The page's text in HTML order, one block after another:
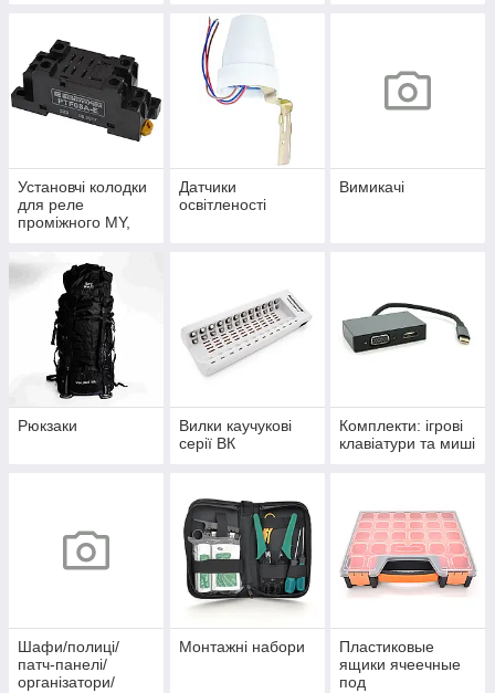
Установчі колодки
для реле
проміжного MY,
Датчики
освітленості
Вимикачі
Рюкзаки
Вилки каучукові
серії ВК
Комплекти: ігрові
клавіатури та миші
Шафи/полиці/
патч-панелі/
організатори/
Монтажні набори
Пластиковые
ящики ячеечные
под